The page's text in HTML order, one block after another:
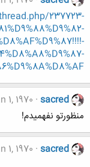
237723-
sacred
1, 1970
منظورتو نفهمیدم!
sacred
1, 1970